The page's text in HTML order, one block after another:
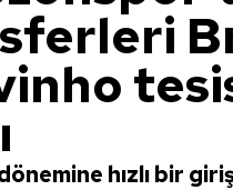
hızlı bir